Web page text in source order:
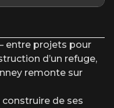
entre projets pour
d’un refuge,
remonte sur
de ses